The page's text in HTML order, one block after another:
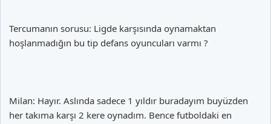
Tercumanın sorusu: Ligde karşısında oynamaktan
hoşlanmadığın bu tip defans oyuncuları varmı ?
Milan: Hayır. Aslında sadece 1 yıldır buradayım buyüzden
her takıma karşı 2 kere oynadım. Bence futboldaki en